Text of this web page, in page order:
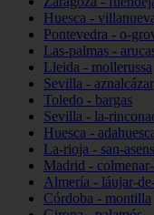
Huesca -
Pontevedra - o-
Las-palmas -
Lleida - mollerussa
Sevilla - aznalcázar
Toledo - bargas
Sevilla - la-
Huesca -
La-rioja - san-
Madrid -
Almería - láujar-
Córdoba - montilla